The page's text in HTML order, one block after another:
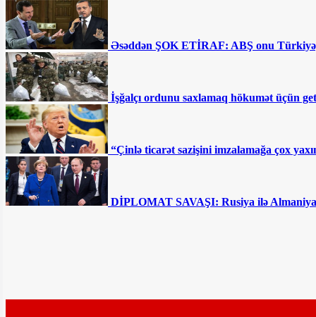
Afətə atmaca atan Flora Kərimovaya Ramiz
Rövşəndən CAVAB
Əsəddən ŞOK ETİRAF: ABŞ onu
İşğalçı ordunu saxlamaq hökumət üçün
“Çinlə ticarət sazişini imzalamağa çox
DİPLOMAT SAVAŞI: Rusiya ilə